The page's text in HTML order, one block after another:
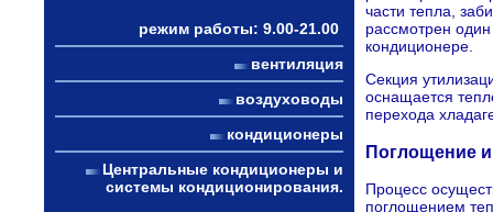
режим работы: 9.00-21.00
вентиляция
воздуховоды
кондиционеры
Центральные кондиционеры и
системы кондиционирования.
части тепла,
рассмотрен
кондиционере.
Секция
оснащается
перехода
Поглощение
Процесс
поглощением